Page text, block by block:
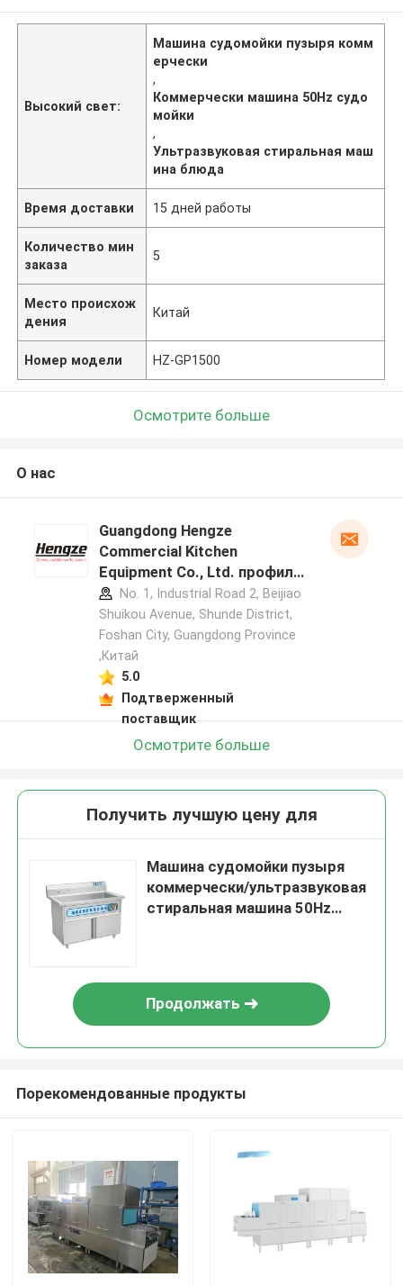
Высокий свет:
Машина судомойки пузыря комм
ерчески
,
Коммерчески машина 50Hz судо
мойки
,
Ультразвуковая стиральная маш
ина блюда
Время доставки 15 дней работы
Количество мин
заказа
5
Место происхож
дения
Китай
Номер модели HZ-GP1500
Осмотрите больше
О нас
Guangdong Hengze
Commercial Kitchen
Equipment Co., Ltd. профиль
производителя
No. 1, Industrial Road 2, Beijiao
Shuikou Avenue, Shunde District,
Foshan City, Guangdong Province
,Китай
5.0
Подтверженный
поставщик
Осмотрите больше
Получить лучшую цену для
Машина судомойки пузыря
коммерчески/ультразвуковая
стиральная машина 50Hz
Продолжать
Порекомендованные продукты